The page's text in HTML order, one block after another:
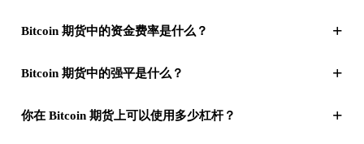
Bitcoin 期货中的资金费率是什么？ +
Bitcoin 期货中的强平是什么？ +
你在 Bitcoin 期货上可以使用多少杠杆？ +